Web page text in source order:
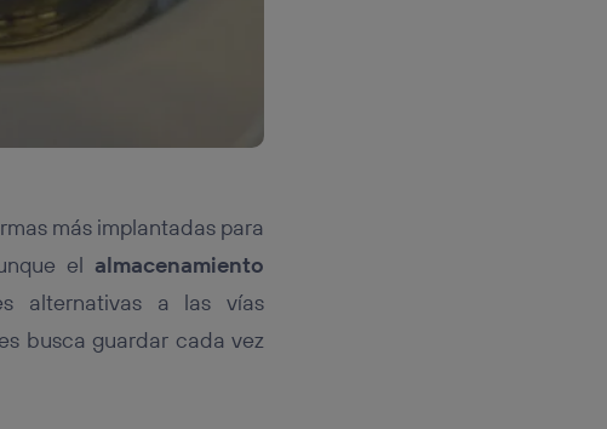
más implantadas para
el almacenamiento
alternativas a las vías
busca guardar cada vez